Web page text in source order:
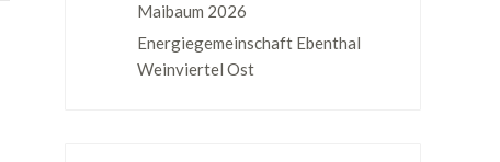
Maibaum 2026
Energiegemeinschaft Ebenthal
Weinviertel Ost